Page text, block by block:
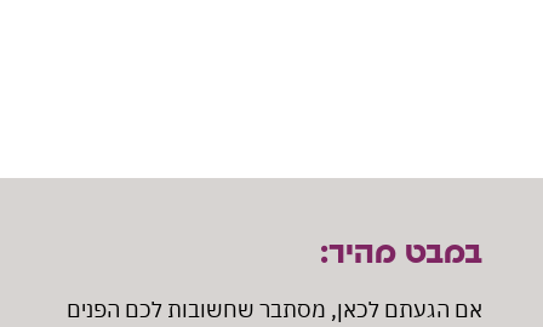
במבט מהיר:
אם הגעתם לכאן, מסתבר שחשובות לכם הפנים